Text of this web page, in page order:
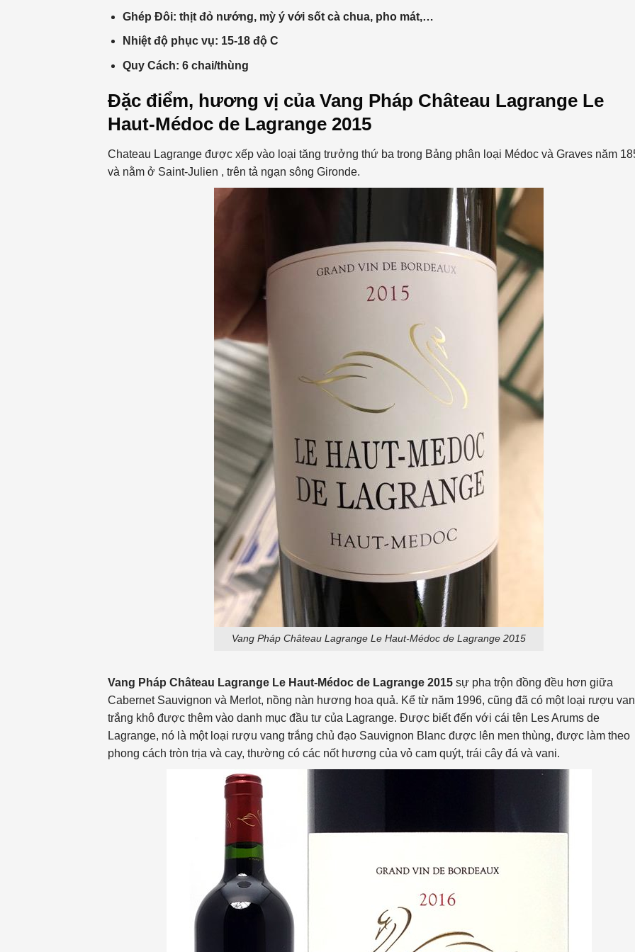
Ghép Đôi: thịt đỏ nướng, mỳ ý với sốt cà chua, pho mát,…
Nhiệt độ phục vụ: 15-18 độ C
Quy Cách: 6 chai/thùng
Đặc điểm, hương vị của Vang Pháp Château Lagrange Le
Haut-Médoc de Lagrange 2015
Chateau Lagrange được xếp vào loại tăng trưởng thứ ba trong Bảng phân loại Médoc và Graves năm
và nằm ở Saint-Julien , trên tả ngạn sông Gironde.
Vang Pháp Château Lagrange Le Haut-Médoc de Lagrange 2015
Vang Pháp Château Lagrange Le Haut-Médoc de Lagrange 2015 sự pha trộn đồng đều hơn giữa
Cabernet Sauvignon và Merlot, nồng nàn hương hoa quả. Kể từ năm 1996, cũng đã có một loại rượu
trắng khô được thêm vào danh mục đầu tư của Lagrange. Được biết đến với cái tên Les Arums de
Lagrange, nó là một loại rượu vang trắng chủ đạo Sauvignon Blanc được lên men thùng, được làm theo
phong cách tròn trịa và cay, thường có các nốt hương của vỏ cam quýt, trái cây đá và vani.